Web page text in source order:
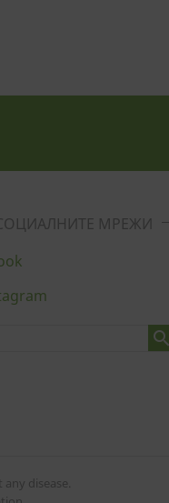
МРЕЖИ

disease.